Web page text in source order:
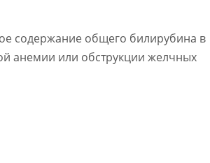
содержание общего билирубина в
анемии или обструкции желчных